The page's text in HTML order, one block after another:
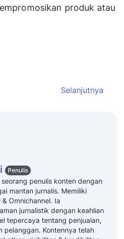
produk atau
Selanjutnya
Penulis
penulis konten dengan
mantan jurnalis. Memiliki
Omnichannel. Ia
jurnalistik dengan keahlian
tepercaya tentang penjualan,
pelanggan. Kontennya telah